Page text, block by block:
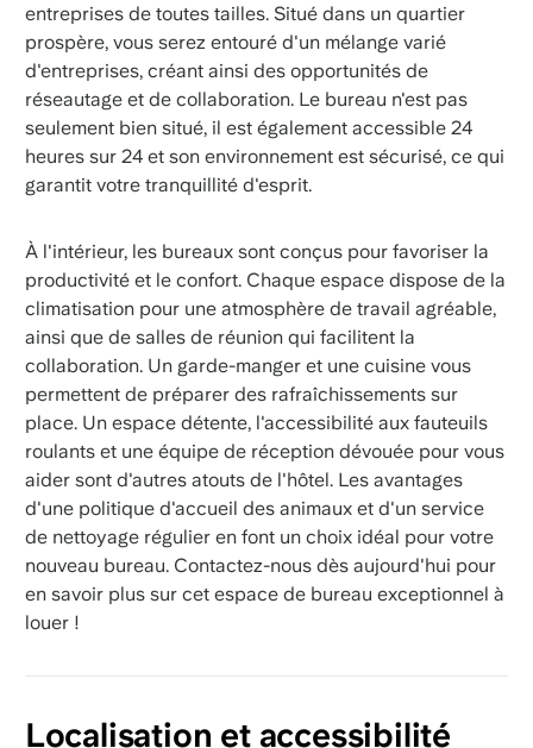
entreprises de toutes tailles. Situé dans un quartier
prospère, vous serez entouré d'un mélange varié
d'entreprises, créant ainsi des opportunités de
réseautage et de collaboration. Le bureau n'est pas
seulement bien situé, il est également accessible 24
heures sur 24 et son environnement est sécurisé, ce qui
garantit votre tranquillité d'esprit.
À l'intérieur, les bureaux sont conçus pour favoriser la
productivité et le confort. Chaque espace dispose de la
climatisation pour une atmosphère de travail agréable,
ainsi que de salles de réunion qui facilitent la
collaboration. Un garde-manger et une cuisine vous
permettent de préparer des rafraîchissements sur
place. Un espace détente, l'accessibilité aux fauteuils
roulants et une équipe de réception dévouée pour vous
aider sont d'autres atouts de l'hôtel. Les avantages
d'une politique d'accueil des animaux et d'un service
de nettoyage régulier en font un choix idéal pour votre
nouveau bureau. Contactez-nous dès aujourd'hui pour
en savoir plus sur cet espace de bureau exceptionnel à
louer !
Localisation et accessibilité